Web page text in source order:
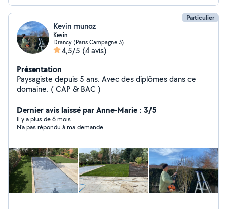
Particulier
Kevin munoz
Kevin
Drancy (Paris Campagne 3)
4,5/5 (4 avis)
Présentation
Paysagiste depuis 5 ans. Avec des diplômes dans ce
domaine. ( CAP & BAC )
Dernier avis laissé par Anne-Marie : 3/5
Il y a plus de 6 mois
N'a pas répondu à ma demande